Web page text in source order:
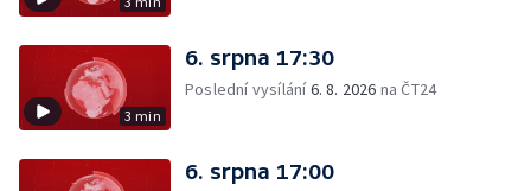
3 min
6. srpna 17:30
Poslední vysílání6. 8. 2026 na ČT24
6. srpna 17:00